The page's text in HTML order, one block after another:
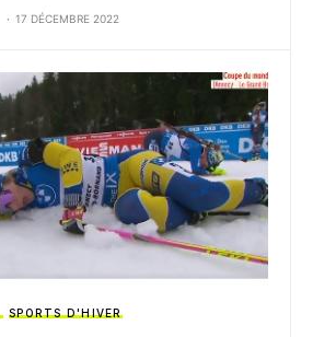
17 DÉCEMBRE 2022
SPORTS D'HIVER